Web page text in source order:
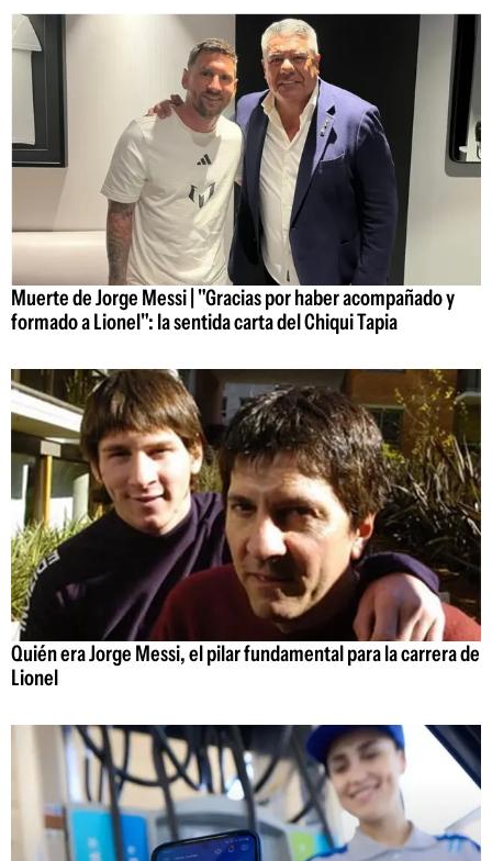
Muerte de Jorge Messi | "Gracias por haber acompañado y
formado a Lionel": la sentida carta del Chiqui Tapia
Quién era Jorge Messi, el pilar fundamental para la carrera de
Lionel